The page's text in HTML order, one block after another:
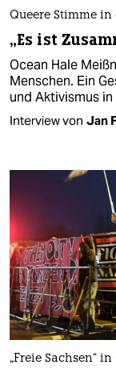
Queere Stimme
„Es ist
Ocean Hale
Menschen. Ein
und Aktivismus
Interview von Jan
„Freie Sachsen“